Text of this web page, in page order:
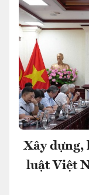
Xây dựng,
luật Việt